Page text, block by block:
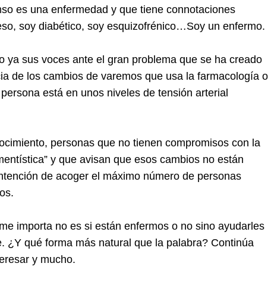
es una enfermedad y que tiene connotaciones
soy diabético, soy esquizofrénico…Soy un enfermo.
ya sus voces ante el gran problema que se ha creado
de los cambios de varemos que usa la farmacología o
está en unos niveles de tensión arterial
personas que no tienen compromisos con la
y que avisan que esos cambios no están
de acoger el máximo número de personas
importa no es si están enfermos o no sino ayudarles
¿Y qué forma más natural que la palabra? Continúa
y mucho.